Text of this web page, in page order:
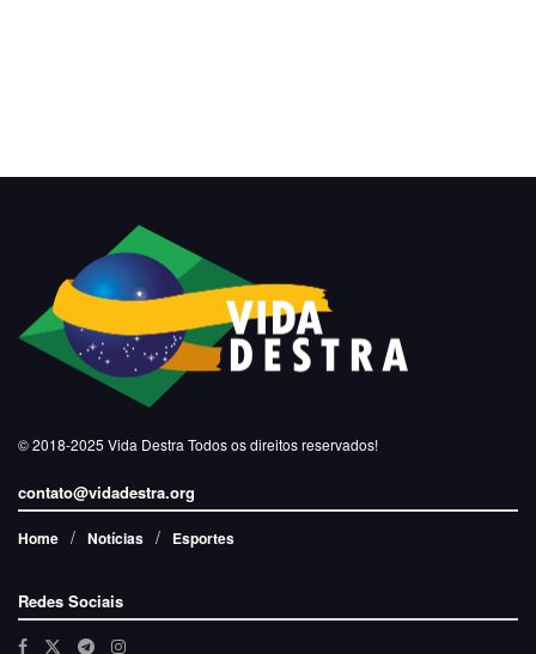
© 2018-2025 Vida Destra Todos os direitos reservados!
contato@vidadestra.org
Home Notícias Esportes
Redes Sociais